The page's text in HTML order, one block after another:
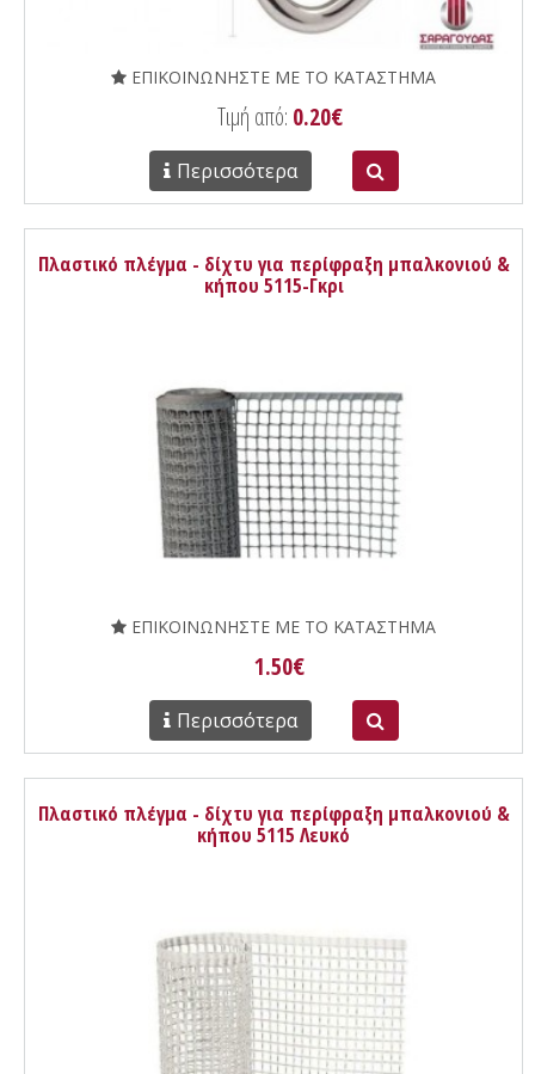
ΕΠΙΚΟΙΝΩΝΗΣΤΕ ΜΕ ΤΟ ΚΑΤΑΣΤΗΜΑ
Τιμή από: 0.20€
Περισσότερα
Πλαστικό πλέγμα - δίχτυ για περίφραξη μπαλκονιού &
κήπου 5115-Γκρι
ΕΠΙΚΟΙΝΩΝΗΣΤΕ ΜΕ ΤΟ ΚΑΤΑΣΤΗΜΑ
1.50€
Περισσότερα
Πλαστικό πλέγμα - δίχτυ για περίφραξη μπαλκονιού &
κήπου 5115 Λευκό